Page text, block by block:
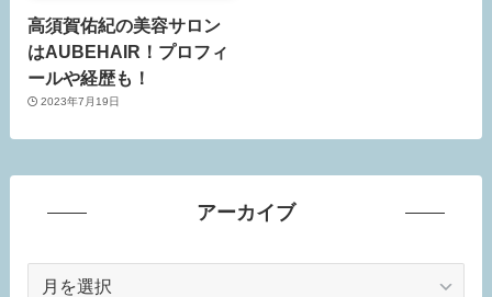
高須賀佑紀の美容サロン
はAUBEHAIR！プロフィ
ールや経歴も！
2023年7月19日
アーカイブ